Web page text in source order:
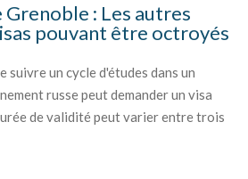
Grenoble : Les autres
pouvant être octroyés
suivre un cycle d'études dans un
russe peut demander un visa
de validité peut varier entre trois